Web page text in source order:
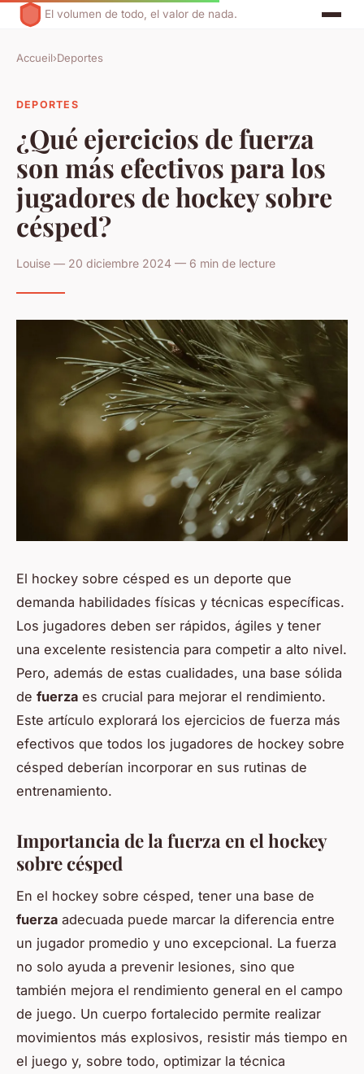
El volumen de todo, el valor de nada.
Accueil›Deportes
DEPORTES
¿Qué ejercicios de fuerza
son más efectivos para los
jugadores de hockey sobre
césped?
Louise — 20 diciembre 2024 — 6 min de lecture
El hockey sobre césped es un deporte que
demanda habilidades físicas y técnicas específicas.
Los jugadores deben ser rápidos, ágiles y tener
una excelente resistencia para competir a alto nivel.
Pero, además de estas cualidades, una base sólida
de fuerza es crucial para mejorar el rendimiento.
Este artículo explorará los ejercicios de fuerza más
efectivos que todos los jugadores de hockey sobre
césped deberían incorporar en sus rutinas de
entrenamiento.
Importancia de la fuerza en el hockey
sobre césped
En el hockey sobre césped, tener una base de
fuerza adecuada puede marcar la diferencia entre
un jugador promedio y uno excepcional. La fuerza
no solo ayuda a prevenir lesiones, sino que
también mejora el rendimiento general en el campo
de juego. Un cuerpo fortalecido permite realizar
movimientos más explosivos, resistir más tiempo en
el juego y, sobre todo, optimizar la técnica